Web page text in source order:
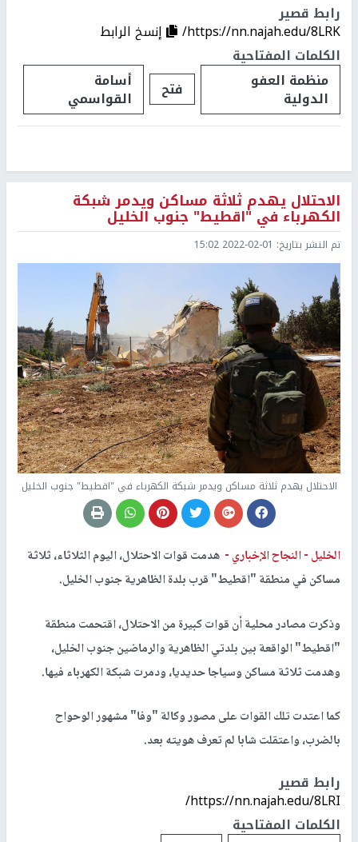
رابط قصير
https://nn.najah.edu/8LRK/
إنسخ الرابط
الكلمات المفتاحية
منظمة العفو
الدولية فتح أسامة
القواسمي
الاحتلال يهدم ثلاثة مساكن ويدمر شبكة
الكهرباء في "اقطيط" جنوب الخليل
تم النشر بتاريخ: 2022-02-01 15:02
الاحتلال يهدم ثلاثة مساكن ويدمر شبكة الكهرباء في "اقطيط" جنوب الخليل
الخليل -النجاح الإخباري - هدمت قوات الاحتلال، اليوم الثلاثاء، ثلاثة
مساكن في منطقة "اقطيط" قرب بلدة الظاهرية جنوب الخليل.
وذكرت مصادر محلية أن قوات كبيرة من الاحتلال، اقتحمت منطقة
"اقطيط" الواقعة بين بلدتي الظاهرية والرماضين جنوب الخليل،
وهدمت ثلاثة مساكن وسياجا حديديا، ودمرت شبكة الكهرباء فيها.
كما اعتدت تلك القوات على مصور وكالة "وفا" مشهور الوحواح
بالضرب، واعتقلت شابا لم تعرف هويته بعد.
رابط قصير
https://nn.najah.edu/8LRI/
الكلمات المفتاحية